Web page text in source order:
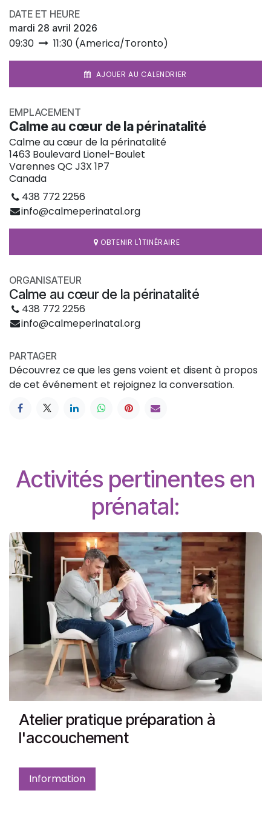
DATE ET HEURE
mardi 28 avril 2026
09:30 11:30 (America/Toronto)
AJOUER AU CALENDRIER
EMPLACEMENT
Calme au cœur de la périnatalité
Calme au cœur de la périnatalité
1463 Boulevard Lionel-Boulet
Varennes QC J3X 1P7
Canada
438 772 2256
info@calmeperinatal.org
OBTENIR L'ITINÉRAIRE
ORGANISATEUR
Calme au cœur de la périnatalité
438 772 2256
info@calmeperinatal.org
PARTAGER
Découvrez ce que les gens voient et disent à propos
de cet événement et rejoignez la conversation.
Activités pertinentes en
prénatal:
Atelier pratique préparation à
l'accouchement
Information